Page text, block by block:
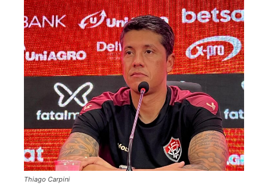
Thiago Carpini